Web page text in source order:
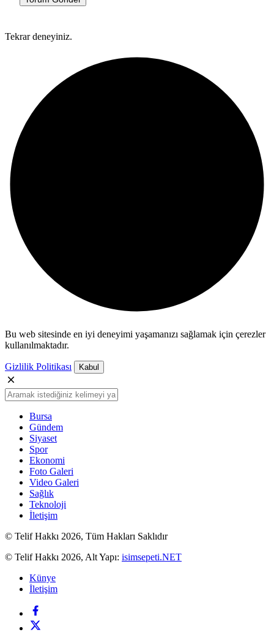
Tekrar deneyiniz.
Bu web sitesinde en iyi deneyimi yaşamanızı sağlamak için çerezler
kullanılmaktadır.
Gizlilik Politikası Kabul
Bursa
Gündem
Siyaset
Spor
Ekonomi
Foto Galeri
Video Galeri
Sağlık
Teknoloji
İletişim
© Telif Hakkı 2026, Tüm Hakları Saklıdır
© Telif Hakkı 2026, Alt Yapı: isimsepeti.NET
Künye
İletişim